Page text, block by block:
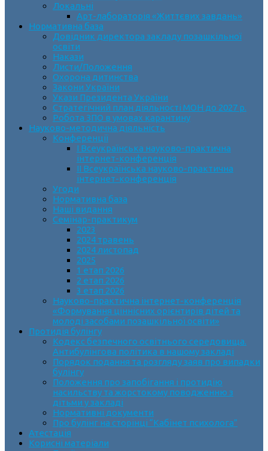
Локальні
Арт-лабораторія «Життєвих завдань»
Нормативна база
Довідник директора закладу позашкільної
освіти
Накази
Листи/Положення
Охорона дитинства
Закони України
Укази Президента України
Стратегічний план діяльності МОН до 2027 р.
Робота ЗПО в умовах карантину
Науково-методична діяльність
Конференції
І Всеукраїнська науково-практична
інтернет-конференція
ІІ Всеукраїнська науково-практична
інтернет-конференція
Угоди
Нормативна база
Наші видання
Семінар-практикум
2023
2024 травень
2024 листопад
2025
1 етап 2026
2 етап 2026
3 етап 2026
Науково-практична інтернет-конференція
«Формування ціннісних орієнтирів дітей та
молоді засобами позашкільної освіти»
Протидія булінгу
Кодекс безпечного освітнього середовища.
Антибулінгова політика в нашому закладі
Порядок подання та розгляду заяв про випадки
булінгу
Положення про запобігання і протидію
насильству та жорстокому поводженню з
дітьми у закладі
Нормативні документи
Про булінг на сторінці “Кабінет психолога”
Атестація
Корисні матеріали